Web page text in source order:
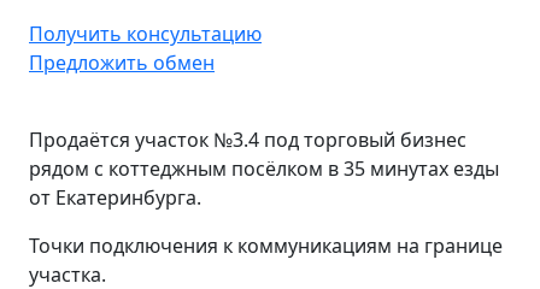
Получить консультацию
Предложить обмен
Продаётся участок №3.4 под торговый бизнес
рядом с коттеджным посёлком в 35 минутах езды
от Екатеринбурга.
Точки подключения к коммуникациям на границе
участка.